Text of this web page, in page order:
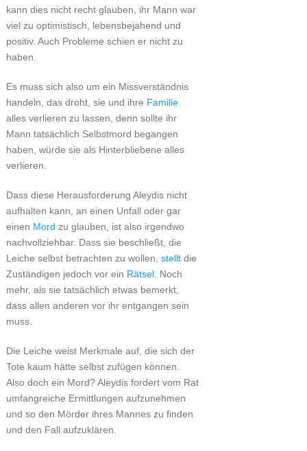
kann dies nicht recht glauben, ihr Mann war
viel zu optimistisch, lebensbejahend und
positiv. Auch Probleme schien er nicht zu
haben.
Es muss sich also um ein Missverständnis
handeln, das droht, sie und ihre Familie
alles verlieren zu lassen, denn sollte ihr
Mann tatsächlich Selbstmord begangen
haben, würde sie als Hinterbliebene alles
verlieren.
Dass diese Herausforderung Aleydis nicht
aufhalten kann, an einen Unfall oder gar
einen Mord zu glauben, ist also irgendwo
nachvollziehbar. Dass sie beschließt, die
Leiche selbst betrachten zu wollen, stelltdie
Zuständigen jedoch vor ein Rätsel. Noch
mehr, als sie tatsächlich etwas bemerkt,
dass allen anderen vor ihr entgangen sein
muss.
Die Leiche weist Merkmale auf, die sich der
Tote kaum hätte selbst zufügen können.
Also doch ein Mord? Aleydis fordert vom Rat
umfangreiche Ermittlungen aufzunehmen
und so den Mörder ihres Mannes zu finden
und den Fall aufzuklären.